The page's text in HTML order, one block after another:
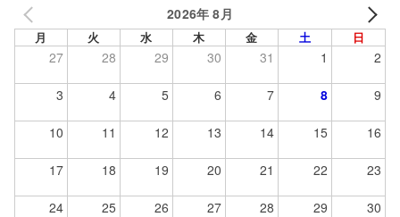
2026年 8月
月 火 水 木 金 土 日
27 28 29 30 31 1 2
3 4 5 6 7 8 9
10 11 12 13 14 15 16
17 18 19 20 21 22 23
24 25 26 27 28 29 30